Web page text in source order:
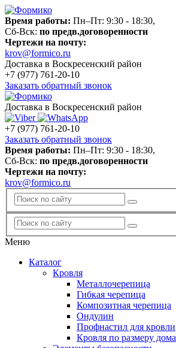
Время работы: Пн–Пт: 9:30 - 18:30,
Сб-Вск: по предв.договоренности
Чертежи на почту:
krov@formico.ru
Доставка в Воскресенский район
+7 (977) 761-20-10
Заказать обратный звонок
Доставка в Воскресенский район
+7 (977) 761-20-10
Заказать обратный звонок
Время работы: Пн–Пт: 9:30 - 18:30,
Сб-Вск: по предв.договоренности
Чертежи на почту:
krov@formico.ru
Меню
Каталог
Кровля
Металлочерепица
Гибкая черепица
Композитная черепица
Ондулин
Профнастил для кровли
Кровля по размеру дома